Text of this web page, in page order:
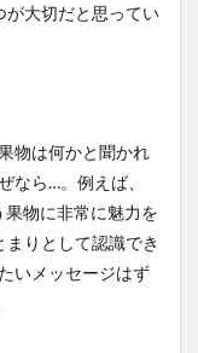
が大切だと思ってい
物は何かと聞かれ
なら…。例えば、
物に非常に魅力を
りとして認識でき
いメッセージはず